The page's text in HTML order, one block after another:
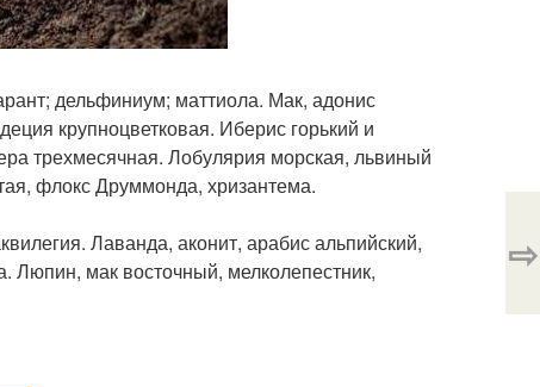
дельфиниум; маттиола. Мак, адонис
крупноцветковая. Иберис горький и
трехмесячная. Лобулярия морская, львиный
флокс Друммонда, хризантема.
Лаванда, аконит, арабис альпийский,
Люпин, мак восточный, мелколепестник,
⇨